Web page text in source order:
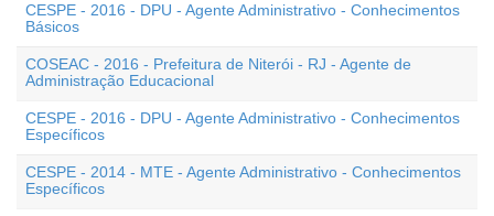
CESPE - 2016 - DPU - Agente Administrativo - Conhecimentos
Básicos
COSEAC - 2016 - Prefeitura de Niterói - RJ - Agente de
Administração Educacional
CESPE - 2016 - DPU - Agente Administrativo - Conhecimentos
Específicos
CESPE - 2014 - MTE - Agente Administrativo - Conhecimentos
Específicos